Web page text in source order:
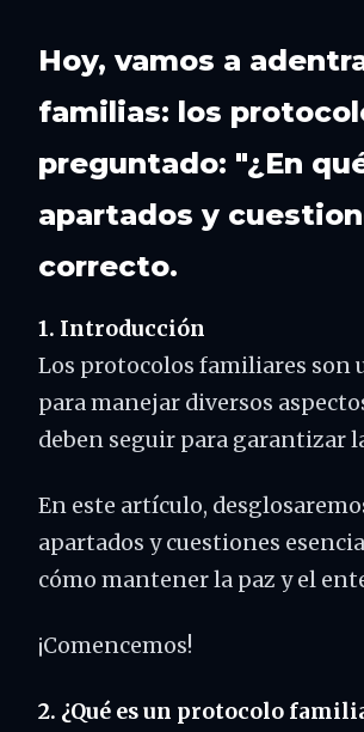
Hoy, vamos a
familias: los
preguntado: "¿En
apartados y
correcto.
1. Introducción
Los protocolos familiares son
para manejar diversos
deben seguir para garantizar
En este artículo,
apartados y cuestiones
cómo mantener la paz y el
¡Comencemos!
2. ¿Qué es un protocolo